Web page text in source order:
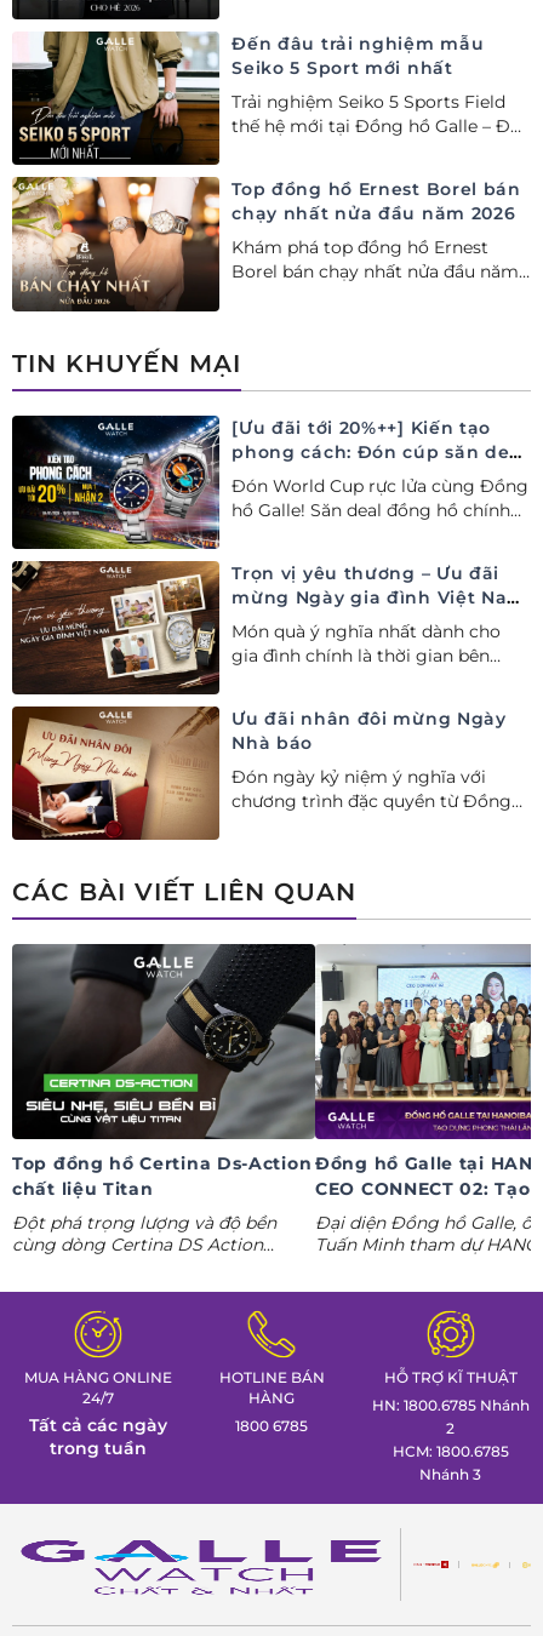
Đến đâu trải nghiệm mẫu
Seiko 5 Sport mới nhất
Trải nghiệm Seiko 5 Sports Field
thế hệ mới tại Đồng hồ Galle – Đại
Top đồng hồ Ernest Borel bán
chạy nhất nửa đầu năm 2026
Khám phá top đồng hồ Ernest
Borel bán chạy nhất nửa đầu năm
TIN KHUYẾN MẠI
[Ưu đãi tới 20%++] Kiến tạo
phong cách: Đón cúp săn deal
– Siêu ưu đãi đồng hành cùng
World Cup
Đón World Cup rực lửa cùng Đồng
hồ Galle! Săn deal đồng hồ chính
Trọn vị yêu thương – Ưu đãi
mừng Ngày gia đình Việt Nam
28/06
Món quà ý nghĩa nhất dành cho
gia đình chính là thời gian bên
Gia đình Việt Nam.
Ưu đãi nhân đôi mừng Ngày
Nhà báo
Đón ngày kỷ niệm ý nghĩa với
chương trình đặc quyền từ Đồng
CÁC BÀI VIẾT LIÊN QUAN
Top đồng hồ Certina Ds-Action
chất liệu Titan
Đột phá trọng lượng và độ bền
cùng dòng Certina DS Action
tác thể thao cá tính nhất trong
Tuần lễ đồng hồ Thụy Sỹ cùng
Đồng hồ Galle!
Đồng hồ Galle tại
CEO CONNECT 02: Tạo
phong thái lãnh đạo kỷ
nguyên AI
Đại diện Đồng hồ Galle,
Tuấn Minh tham dự
gian trưng bày đồng hồ
định hình phong thái lãnh
MUA HÀNG ONLINE
24/7
Tất cả các ngày
trong tuần
HOTLINE BÁN
HÀNG
1800 6785
HỖ TRỢ KĨ THUẬT
HN: 1800.6785 Nhánh
2
HCM: 1800.6785
Nhánh 3